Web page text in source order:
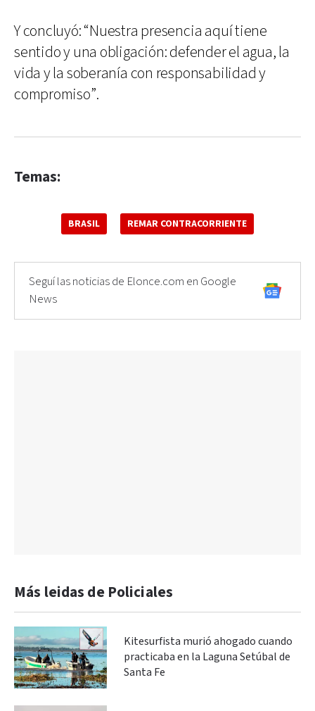
Y concluyó: “Nuestra presencia aquí tiene
sentido y una obligación: defender el agua, la
vida y la soberanía con responsabilidad y
compromiso”.
Temas:
BRASIL REMAR CONTRACORRIENTE
Seguí las noticias de Elonce.com en Google
News
Más leidas de Policiales
Kitesurfista murió ahogado cuando
practicaba en la Laguna Setúbal de
Santa Fe